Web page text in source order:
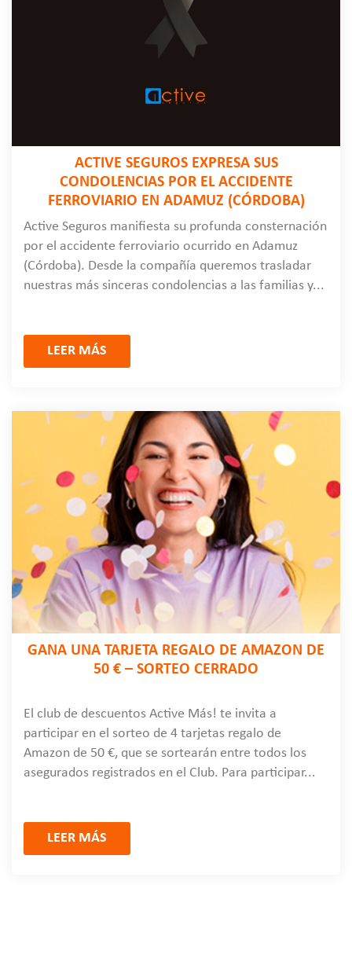
ACTIVE SEGUROS EXPRESA SUS
CONDOLENCIAS POR EL ACCIDENTE
FERROVIARIO EN ADAMUZ (CÓRDOBA)
Active Seguros manifiesta su profunda consternación
por el accidente ferroviario ocurrido en Adamuz
(Córdoba). Desde la compañía queremos trasladar
nuestras más sinceras condolencias a las familias y...
LEER MÁS
GANA UNA TARJETA REGALO DE AMAZON DE
50 € – SORTEO CERRADO
El club de descuentos Active Más! te invita a
participar en el sorteo de 4 tarjetas regalo de
Amazon de 50 €, que se sortearán entre todos los
asegurados registrados en el Club. Para participar...
LEER MÁS